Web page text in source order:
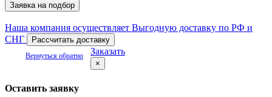
Заявка на подбор
Наша компания осуществляет Выгодную доставку по РФ и
СНГ
Рассчитать доставку
Вернуться обратно Заказать
×
Оставить заявку